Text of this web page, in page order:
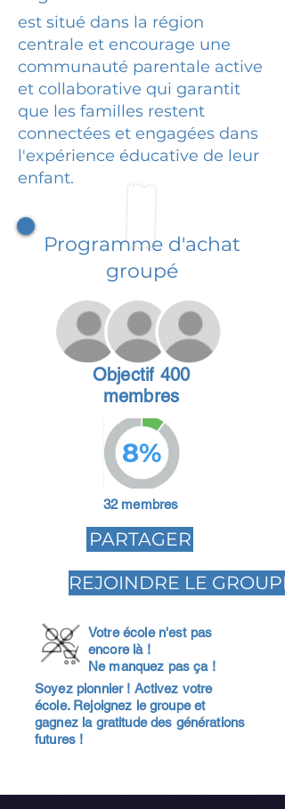
est situé dans la région
centrale et encourage une
communauté parentale active
et collaborative qui garantit
que les familles restent
connectées et engagées dans
l'expérience éducative de leur
enfant.
Programme d'achat
groupé
Objectif 400
membres
8%
32 membres
PARTAGER
REJOINDRE LE GROUPE
Votre école n'est pas
encore là !
Ne manquez pas ça !
Soyez pionnier ! Activez votre
école. Rejoignez le groupe et
gagnez la gratitude des générations
futures !